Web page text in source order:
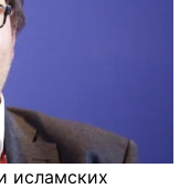
исламских